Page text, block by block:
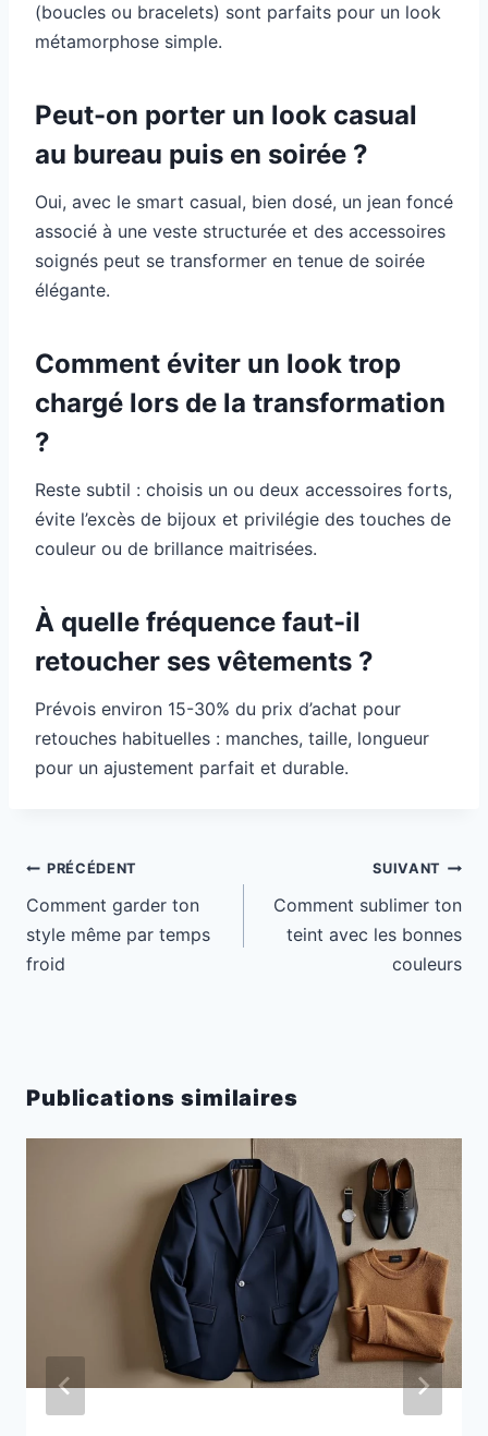
(boucles ou bracelets) sont parfaits pour un look
métamorphose simple.
Peut-on porter un look casual
au bureau puis en soirée ?
Oui, avec le smart casual, bien dosé, un jean foncé
associé à une veste structurée et des accessoires
soignés peut se transformer en tenue de soirée
élégante.
Comment éviter un look trop
chargé lors de la transformation
?
Reste subtil : choisis un ou deux accessoires forts,
évite l’excès de bijoux et privilégie des touches de
couleur ou de brillance maitrisées.
À quelle fréquence faut-il
retoucher ses vêtements ?
Prévois environ 15-30% du prix d’achat pour
retouches habituelles : manches, taille, longueur
pour un ajustement parfait et durable.
Navigation
de
l’article
PRÉCÉDENT
Comment garder ton
style même par temps
froid
SUIVANT
Comment sublimer ton
teint avec les bonnes
couleurs
Publications similaires